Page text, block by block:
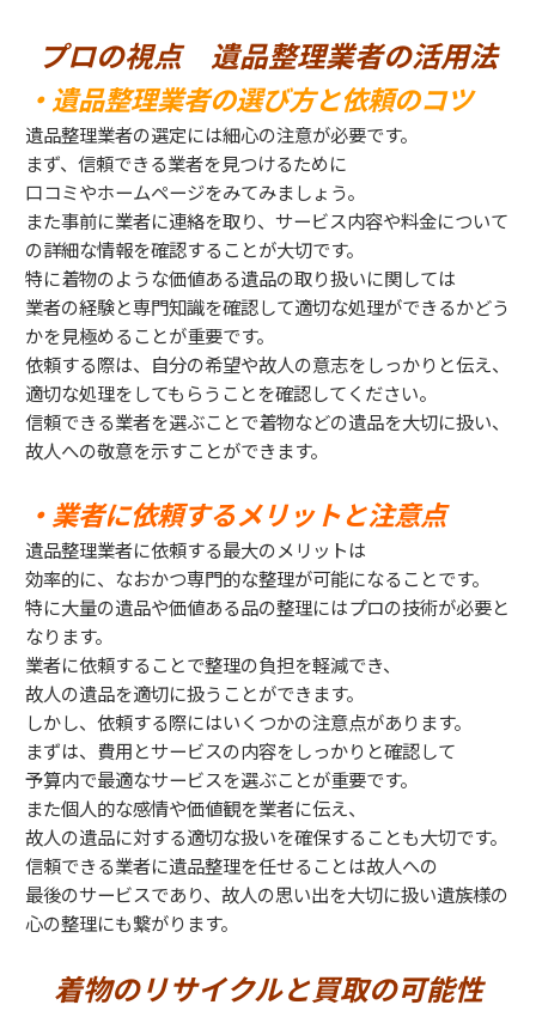
プロの視点 遺品整理業者の活用法
・遺品整理業者の選び方と依頼のコツ
遺品整理業者の選定には細心の注意が必要です。
まず、信頼できる業者を見つけるために
口コミやホームページをみてみましょう。
また事前に業者に連絡を取り、サービス内容や料金について
の詳細な情報を確認することが大切です。
特に着物のような価値ある遺品の取り扱いに関しては
業者の経験と専門知識を確認して適切な処理ができるかどう
かを見極めることが重要です。
依頼する際は、自分の希望や故人の意志をしっかりと伝え、
適切な処理をしてもらうことを確認してください。
信頼できる業者を選ぶことで着物などの遺品を大切に扱い、
故人への敬意を示すことができます。
・業者に依頼するメリットと注意点
遺品整理業者に依頼する最大のメリットは
効率的に、なおかつ専門的な整理が可能になることです。
特に大量の遺品や価値ある品の整理にはプロの技術が必要と
なります。
業者に依頼することで整理の負担を軽減でき、
故人の遺品を適切に扱うことができます。
しかし、依頼する際にはいくつかの注意点があります。
まずは、費用とサービスの内容をしっかりと確認して
予算内で最適なサービスを選ぶことが重要です。
また個人的な感情や価値観を業者に伝え、
故人の遺品に対する適切な扱いを確保することも大切です。
信頼できる業者に遺品整理を任せることは故人への
最後のサービスであり、故人の思い出を大切に扱い遺族様の
心の整理にも繋がります。
着物のリサイクルと買取の可能性